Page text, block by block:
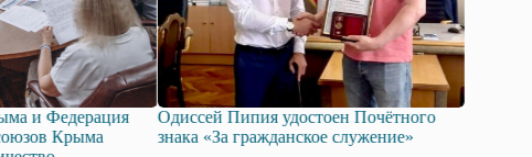
Одиссей Пипия удостоен Почётного
знака «За гражданское служение»
Госдума
законопроект о